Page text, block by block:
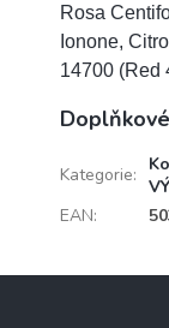
Rosa
Ionone,
14700 (Red
Kategorie:
EAN: